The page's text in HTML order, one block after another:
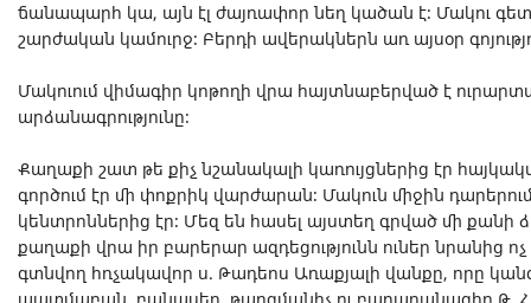
ճանապարհ կա, այն էլ ժայռափոր նեղ կածան է։ Մակու
շարժական կամուրջ։ Բերդի ավերակներն առ այսօր
Մակուում վիմագիր կոթողի վրա հայտնաբերված է
արձանագրությունը։
Քաղաքի շատ թե քիչ նշանակալի կառույցներից էր
գործում էր մի փոքրիկ վարժարան։ Մակուն միջին
կենտրոններից էր։ Մեզ են հասել այստեղ գրված մի քանի
քաղաքի վրա իր բարերար ազդեցությունն ուներ նրանից
գտնվող հռչակավոր ս. Թադեոս Առաքյալի վանքը, որը